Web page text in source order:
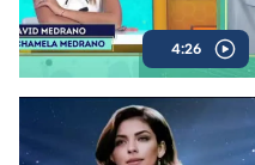
4:26